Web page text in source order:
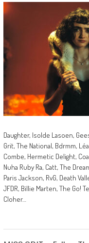
Daughter, Isolde Lasoen,
Grit, The National, Bdrmm,
Combe, Hermetic Delight,
Nuha Ruby Ra, Catt, The
Paris Jackson, RvG, Death
JFDR, Billie Marten, The Go!
Cloher…